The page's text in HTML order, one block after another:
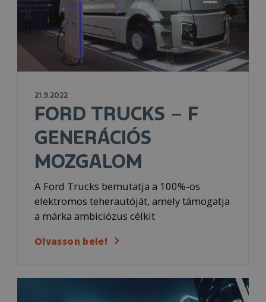
21.9.2022
FORD TRUCKS – F
GENERÁCIÓS
MOZGALOM
A Ford Trucks bemutatja a 100%-os
elektromos teherautóját, amely támogatja
a márka ambiciózus célkit
Olvasson bele!